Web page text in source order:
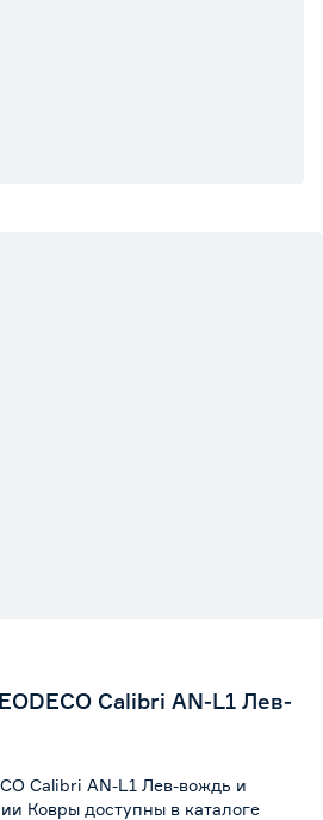
Calibri AN-L1 Лев-
Calibri AN-L1 Лев-вождь и
Ковры доступны в каталоге